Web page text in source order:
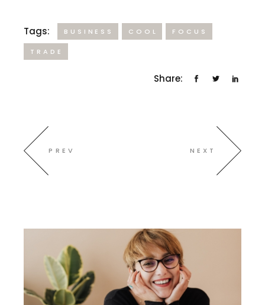
Tags: BUSINESS COOL FOCUS
TRADE
Share:
PREV NEXT